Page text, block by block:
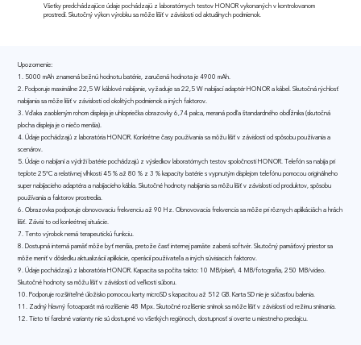
Všetky predchádzajúce údaje pochádzajú z laboratórnych testov HONOR vykonaných v kontrolovanom
prostredí.Skutočný výkon výrobku sa môže líšiť v závislosti od aktuálnych podmienok.
Upozornenie:
1. 5000 mAh znamená bežnú hodnotu batérie, zaručená hodnota je 4900 mAh.
2. Podporuje maximálne 22,5 W káblové nabíjanie, vyžaduje sa 22,5 W nabíjací adaptér HONOR a kábel. Skutočná rýchlosť
nabíjania sa môže líšiť v závislosti od okolitých podmienok a iných faktorov.
3. Vďaka zaobleným rohom displeja je uhlopriečka obrazovky 6,74 palca, meraná podľa štandardného obdĺžnika (skutočná
plocha displeja je o niečo menšia).
4. Údaje pochádzajú z laboratória HONOR. Konkrétne časy používania sa môžu líšiť v závislosti od spôsobu používania a
scenárov.
5. Údaje o nabíjaní a výdrži batérie pochádzajú z výsledkov laboratórnych testov spoločnosti HONOR. Telefón sa nabíja pri
teplote 25°C a relatívnej vlhkosti 45 % až 80 % z 3 % kapacity batérie s vypnutým displejom telefónu pomocou originálneho
super nabíjacieho adaptéra a nabíjacieho kábla. Skutočné hodnoty nabíjania sa môžu líšiť v závislosti od produktov, spôsobu
používania a faktorov prostredia.
6. Obrazovka podporuje obnovovaciu frekvenciu až 90 Hz. Obnovovacia frekvencia sa môže pri rôznych aplikáciách a hrách
líšiť. Závisí to od konkrétnej situácie.
7. Tento výrobok nemá terapeutickú funkciu.
8. Dostupná interná pamäť môže byť menšia, pretože časť internej pamäte zaberá softvér. Skutočný pamäťový priestor sa
môže meniť v dôsledku aktualizácií aplikácie, operácií používateľa a iných súvisiacich faktorov.
9. Údaje pochádzajú z laboratória HONOR. Kapacita sa počíta takto: 10 MB/píseň, 4 MB/fotografia, 250 MB/video.
Skutočné hodnoty sa môžu líšiť v závislosti od veľkosti súboru.
10. Podporuje rozšíriteľné úložisko pomocou karty microSD s kapacitou až 512 GB. Karta SD nie je súčasťou balenia.
11. Zadný hlavný fotoaparát má rozlíšenie 48 Mpx. Skutočné rozlíšenie snímok sa môže líšiť v závislosti od režimu snímania.
12. Tieto tri farebné varianty nie sú dostupné vo všetkých regiónoch, dostupnosť si overte u miestneho predajcu.